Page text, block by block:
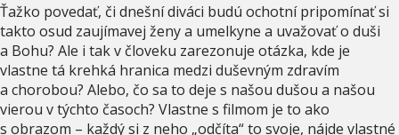
Ťažko povedať, či dnešní diváci budú ochotní pripomínať si
takto osud zaujímavej ženy a umelkyne a uvažovať o duši
a Bohu? Ale i tak v človeku zarezonuje otázka, kde je
vlastne tá krehká hranica medzi duševným zdravím
a chorobou? Alebo, čo sa to deje s našou dušou a našou
vierou v týchto časoch? Vlastne s filmom je to ako
s obrazom – každý si z neho „odčíta“ to svoje, nájde vlastné